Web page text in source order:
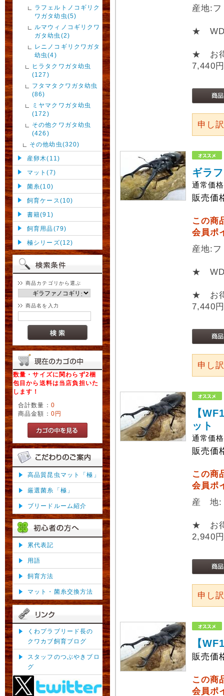
ラフェルトノコギリク
ワガタ幼虫(5)
ルマウィノコギリクワ
ガタ幼虫(2)
レニノコギリクワガタ
幼虫(4)
ヒラタクワガタ幼虫
(127)
フタマタクワガタ幼虫
(86)
ミヤマクワガタ幼虫
(172)
その他クワガタ幼虫
(426)
その他幼虫(320)
産卵木(11)
マット(7)
菌糸(10)
飼育ケース(10)
書籍(91)
飼育用品(79)
極シリーズ(12)
商品カテゴリから選ぶ
商品名を入力
数量・サイズに関わらず2梱
包目から送料は当店負担いた
します！
合計数量： 0
商品金額： 0円
高品質昆虫マット「極」
厳選菌糸「極」
ブリードルーム紹介
累代表記
用語
飼育方法
マット・菌糸交換方法
くわプラブリード長の
クワカブ飼育ブログ
スタッフのつぶやきブロ
グ
産地:
★ WD
★ お
7,440
申し
ギラ
通常価
販売価
この商
会員ポ
産地:
★ WD
★ お
7,440
申し
【
ット
通常価
販売価
この商
会員ポ
産 地:
★ お
2,940
申し
【
販売価
この商
会員ポ